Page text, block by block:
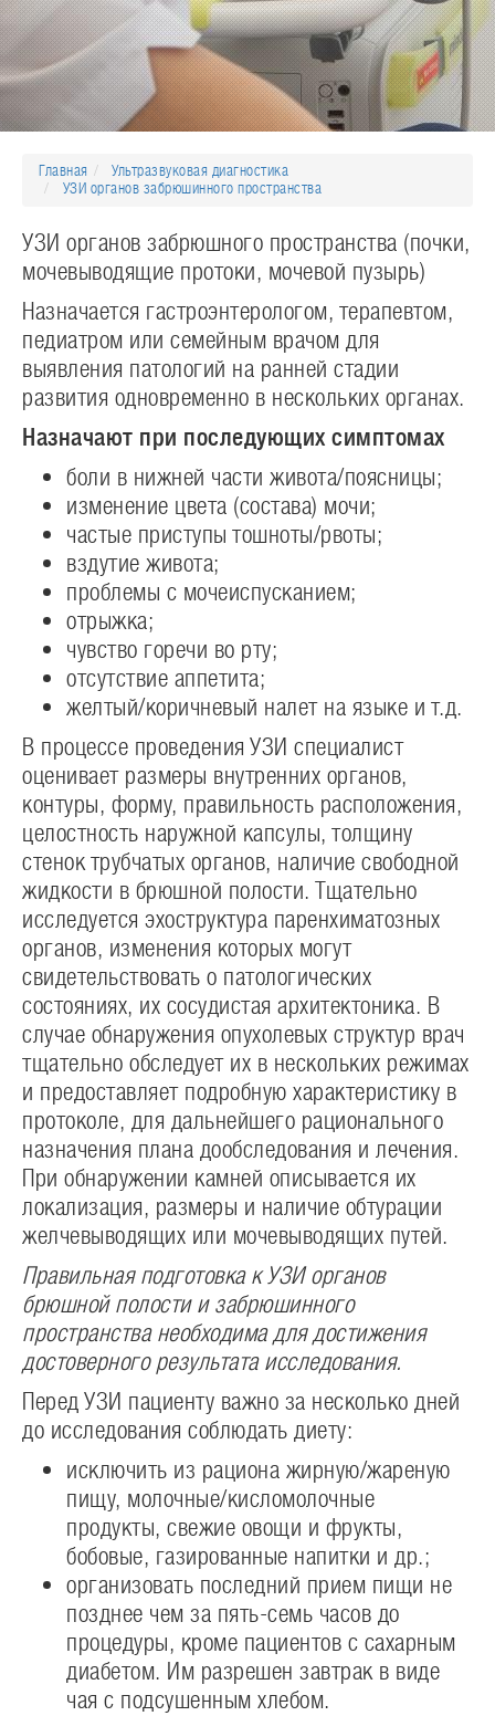
Главная
Ультразвуковая диагностика
УЗИ органов забрюшинного пространства
УЗИ органов забрюшного пространства (почки,
мочевыводящие протоки, мочевой пузырь)
Назначается гастроэнтерологом, терапевтом,
педиатром или семейным врачом для
выявления патологий на ранней стадии
развития одновременно в нескольких органах.
Назначают при последующих симптомах
боли в нижней части живота/поясницы;
изменение цвета (состава) мочи;
частые приступы тошноты/рвоты;
вздутие живота;
проблемы с мочеиспусканием;
отрыжка;
чувство горечи во рту;
отсутствие аппетита;
желтый/коричневый налет на языке и т.д.
В процессе проведения УЗИ специалист
оценивает размеры внутренних органов,
контуры, форму, правильность расположения,
целостность наружной капсулы, толщину
стенок трубчатых органов, наличие свободной
жидкости в брюшной полости. Тщательно
исследуется эхоструктура паренхиматозных
органов, изменения которых могут
свидетельствовать о патологических
состояниях, их сосудистая архитектоника. В
случае обнаружения опухолевых структур врач
тщательно обследует их в нескольких режимах
и предоставляет подробную характеристику в
протоколе, для дальнейшего рационального
назначения плана дообследования и лечения.
При обнаружении камней описывается их
локализация, размеры и наличие обтурации
желчевыводящих или мочевыводящих путей.
Правильная подготовка к УЗИ органов
брюшной полости и забрюшинного
пространства необходима для достижения
достоверного результата исследования.
Перед УЗИ пациенту важно за несколько дней
до исследования соблюдать диету:
исключить из рациона жирную/жареную
пищу, молочные/кисломолочные
продукты, свежие овощи и фрукты,
бобовые, газированные напитки и др.;
организовать последний прием пищи не
позднее чем за пять-семь часов до
процедуры, кроме пациентов с сахарным
диабетом. Им разрешен завтрак в виде
чая с подсушенным хлебом.